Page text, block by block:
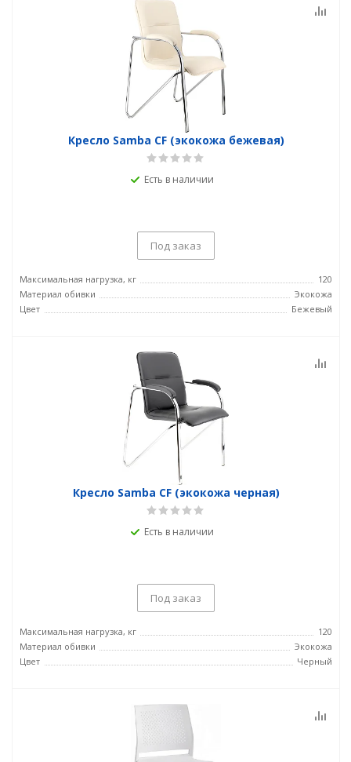
Кресло Samba CF (экокожа бежевая)
Есть в наличии
Под заказ
Максимальная нагрузка, кг
120
Материал обивки
Экокожа
Цвет
Бежевый
Кресло Samba CF (экокожа черная)
Есть в наличии
Под заказ
Максимальная нагрузка, кг
120
Материал обивки
Экокожа
Цвет
Черный